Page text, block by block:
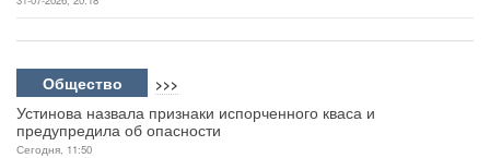
Общество >>>
Устинова назвала признаки испорченного кваса и
предупредила об опасности
Сегодня, 11:50